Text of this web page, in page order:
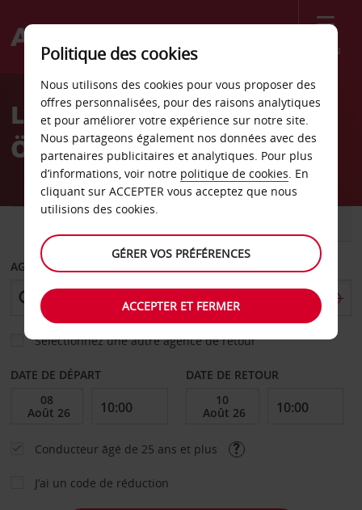
Menu
Welcome
AvisLocation de voiture
Östersund - Ville
AGENCE DE DÉPART
Sélectionnez une autre agence de retour
DATE DE DÉPART DATE DE RETOUR
Conducteur âgé de 25 ans et plus
J’ai un code de réduction
Politique des cookies
Nous utilisons des cookies pour vous proposer des
offres personnalisées, pour des raisons analytiques
et pour améliorer votre expérience sur notre site.
Nous partageons également nos données avec des
partenaires publicitaires et analytiques. Pour plus
d’informations, voir notre politique de cookies. En
cliquant sur ACCEPTER vous acceptez que nous
utilisions des cookies.
GÉRER VOS PRÉFÉRENCES
ACCEPTER ET FERMER